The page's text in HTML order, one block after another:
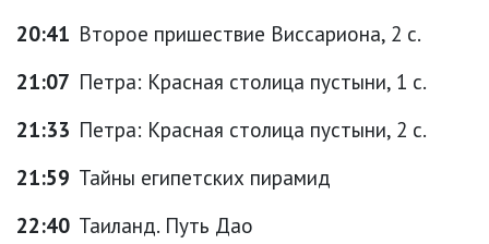
20:41 Второе пришествие Виссариона, 2 с.
21:07 Петра: Красная столица пустыни, 1 с.
21:33 Петра: Красная столица пустыни, 2 с.
21:59 Тайны египетских пирамид
22:40 Таиланд. Путь Дао